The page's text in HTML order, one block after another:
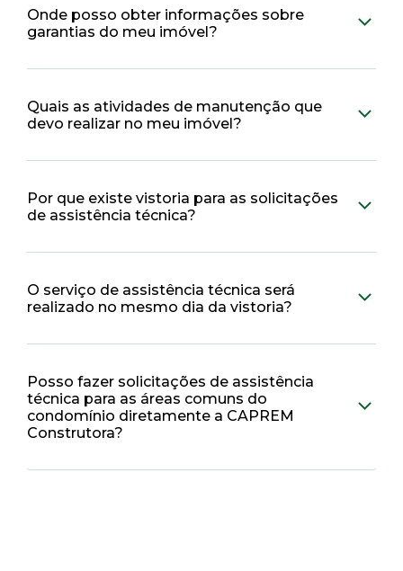
Onde posso obter informações sobre
garantias do meu imóvel?
Quais as atividades de manutenção que
devo realizar no meu imóvel?
Por que existe vistoria para as solicitações
de assistência técnica?
O serviço de assistência técnica será
realizado no mesmo dia da vistoria?
Posso fazer solicitações de assistência
técnica para as áreas comuns do
condomínio diretamente a CAPREM
Construtora?